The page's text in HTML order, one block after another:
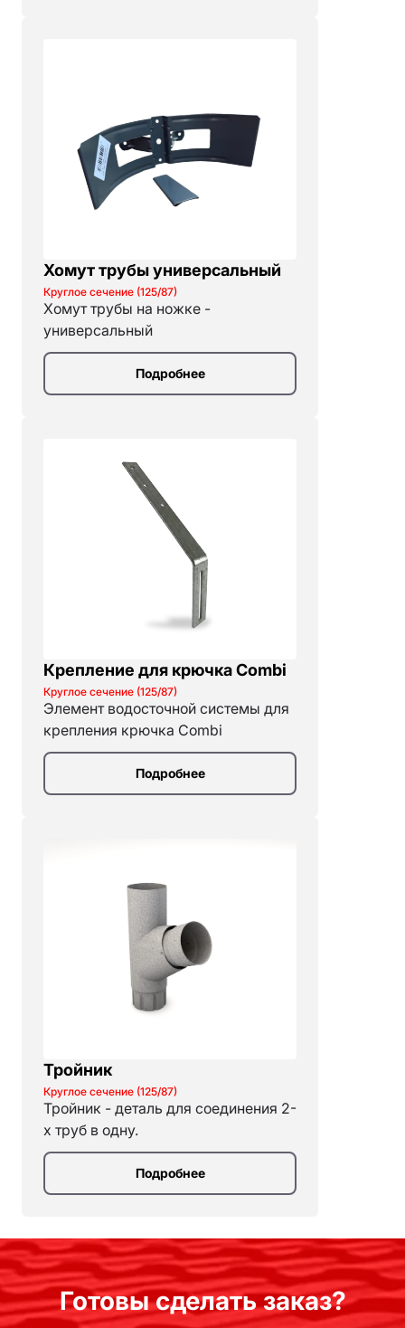
Хомут трубы универсальный
Круглое сечение (125/87)
Хомут трубы на ножке -
универсальный
Подробнее
Крепление для крючка Combi
Круглое сечение (125/87)
Элемент водосточной системы для
крепления крючка Combi
Подробнее
Тройник
Круглое сечение (125/87)
Тройник - деталь для соединения 2-
х труб в одну.
Подробнее
Готовы сделать заказ?